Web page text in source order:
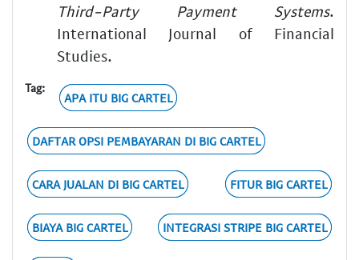
Third-Party Payment Systems.
International Journal of Financial
Studies.
Tag:
APA ITU BIG CARTEL
DAFTAR OPSI PEMBAYARAN DI BIG CARTEL
CARA JUALAN DI BIG CARTEL FITUR BIG CARTEL
BIAYA BIG CARTEL INTEGRASI STRIPE BIG CARTEL